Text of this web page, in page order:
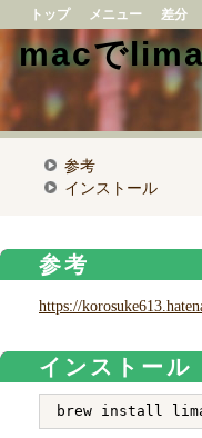
トップ メニュー 差分
macで
参考
インストール
参考
https://
インストール